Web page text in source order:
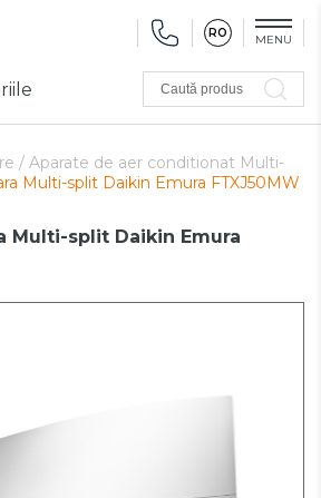
RO MENU
Caută produs
/ Aparate de aer conditionat Multi-
Multi-split Daikin Emura FTXJ50MW
Multi-split Daikin Emura